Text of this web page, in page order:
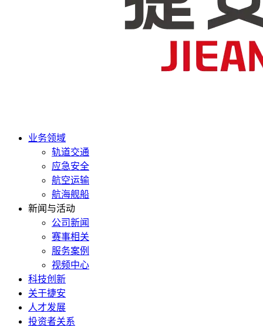
业务领域
轨道交通
应急安全
航空运输
航海舰船
新闻与活动
公司新闻
赛事相关
服务案例
视频中心
科技创新
关于捷安
人才发展
投资者关系